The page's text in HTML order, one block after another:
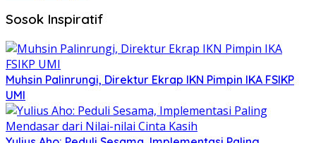
Sosok Inspiratif
Muhsin Palinrungi, Direktur Ekrap IKN Pimpin IKA FSIKP
UMI